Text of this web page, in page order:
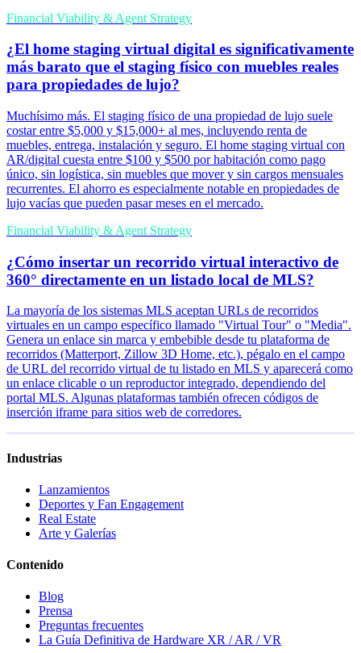
Financial Viability & Agent Strategy
¿El home staging virtual digital es significativamente
más barato que el staging físico con muebles reales
para propiedades de lujo?
Muchísimo más. El staging físico de una propiedad de lujo suele
costar entre $5,000 y $15,000+ al mes, incluyendo renta de
muebles, entrega, instalación y seguro. El home staging virtual con
AR/digital cuesta entre $100 y $500 por habitación como pago
único, sin logística, sin muebles que mover y sin cargos mensuales
recurrentes. El ahorro es especialmente notable en propiedades de
lujo vacías que pueden pasar meses en el mercado.
Financial Viability & Agent Strategy
¿Cómo insertar un recorrido virtual interactivo de
360° directamente en un listado local de MLS?
La mayoría de los sistemas MLS aceptan URLs de recorridos
virtuales en un campo específico llamado "Virtual Tour" o "Media".
Genera un enlace sin marca y embebible desde tu plataforma de
recorridos (Matterport, Zillow 3D Home, etc.), pégalo en el campo
de URL del recorrido virtual de tu listado en MLS y aparecerá como
un enlace clicable o un reproductor integrado, dependiendo del
portal MLS. Algunas plataformas también ofrecen códigos de
inserción iframe para sitios web de corredores.
Industrias
Lanzamientos
Deportes y Fan Engagement
Real Estate
Arte y Galerías
Contenido
Blog
Prensa
Preguntas frecuentes
La Guía Definitiva de Hardware XR / AR / VR